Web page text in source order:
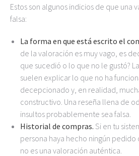
Estos son algunos indicios de que una
falsa:
La forma en que está escrito el
de la valoración es muy vago, es
que sucedió o lo que no le gustó?
suelen explicar lo que no ha
decepcionado y, en realidad,
constructivo. Una reseña llena de
insultos probablemente sea falsa.
Historial de compras. Si en tu
persona haya hecho ningún
no es una valoración auténtica.